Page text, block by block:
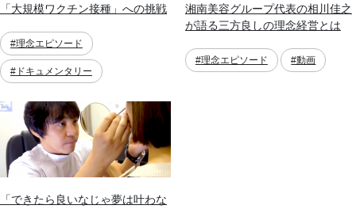
「大規模ワクチン接種」への挑戦
#理念エピソード
#ドキュメンタリー
湘南美容グループ代表の相川佳之
が語る三方良しの理念経営とは
#理念エピソード #動画
「できたら良いなじゃ夢は叶わな